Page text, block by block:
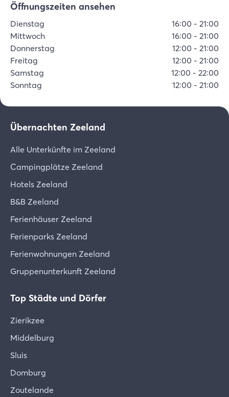
Öffnungszeiten ansehen
Dienstag 16:00 - 21:00
Mittwoch
16:00 - 21:00
Donnerstag
12:00 - 21:00
Freitag
12:00 - 21:00
Samstag
12:00 - 22:00
Sonntag
12:00 - 21:00
Übernachten Zeeland
Alle Unterkünfte im Zeeland
Campingplätze Zeeland
Hotels Zeeland
B&B Zeeland
Ferienhäuser Zeeland
Ferienparks Zeeland
Ferienwohnungen Zeeland
Gruppenunterkunft Zeeland
Top Städte und Dörfer
Zierikzee
Middelburg
Sluis
Domburg
Zoutelande